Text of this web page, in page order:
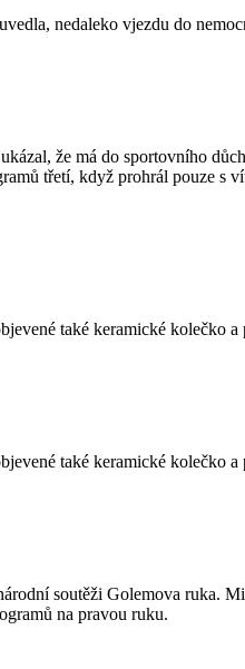
nedaleko vjezdu do
že má do sportovního
třetí, když prohrál pouze s
také keramické kolečko a
také keramické kolečko a
soutěži Golemova ruka.
na pravou ruku.